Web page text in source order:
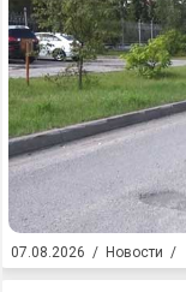
07.08.2026 / Новости /